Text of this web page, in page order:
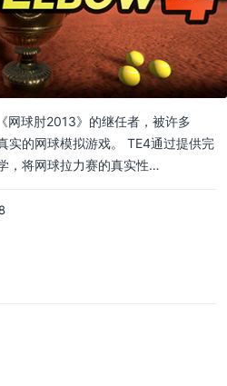
网球肘2013》的继任者，被许多
实的网球模拟游戏。 TE4通过提供完
，将网球拉力赛的真实性…